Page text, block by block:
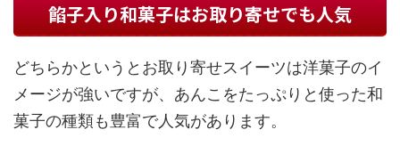
餡子入り和菓子はお取り寄せでも人気
どちらかというとお取り寄せスイーツは洋菓子のイ
メージが強いですが、あんこをたっぷりと使った和
菓子の種類も豊富で人気があります。